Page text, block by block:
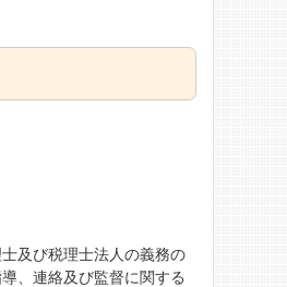
及び税理士法人の義務の
、連絡及び監督に関する